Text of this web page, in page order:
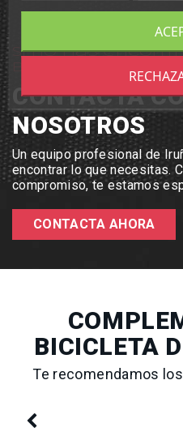
Si no has
CONTACTA
NOSOTROS
Un equipo profesional de
encontrar lo que necesitas.
compromiso, te estamos
CONTACTA AHORA
BICICLETA
Te recomendamos